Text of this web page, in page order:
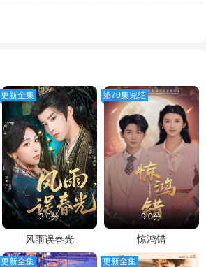
更新全集
2.0分
风雨误春光
第70集完结
9.0分
惊鸿错
更新全集 更新全集